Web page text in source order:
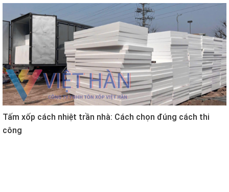
Tấm xốp cách nhiệt trần nhà: Cách chọn đúng cách thi
công